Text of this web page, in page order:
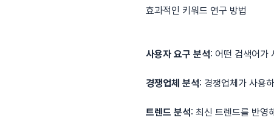
효과적인 키워드 연구 방법
사용자 요구 분석: 어떤 검색어가
경쟁업체 분석: 경쟁업체가 사용
트렌드 분석: 최신 트렌드를 반영